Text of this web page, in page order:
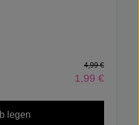
1,99 €
4,99 €
legen